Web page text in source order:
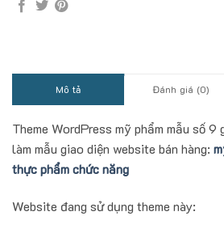
Mô tả Đánh giá (0)
Theme WordPress mỹ phẩm mẫu số 9
làm mẫu giao diện website bán hàng:
thực phẩm chức năng
Website đang sử dụng theme này: